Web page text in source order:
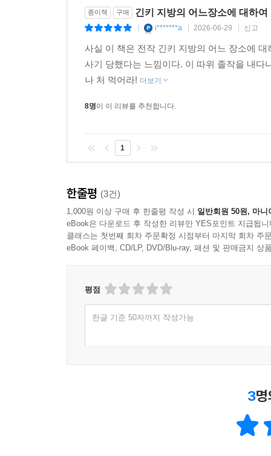
오컬트란 무엇인가라는 근원적인 질문을 끝까
지방의 어느 장소에 대하여: 두 번째 기록』은 세
종이책 구매 긴키 지방의 어느장소에 대하여
i*******a 2026-06-29 신고
사실 이 책은 전작 긴키 지방의 어느 장소에
사기 당했다는 느낌이다. 이 따위 졸작을 내다
나 처 먹어라! 더보기
8명이 이 리뷰를 추천합니다.
1
한줄평 (3건)
1,000원 이상 구매 후 한줄평 작성 시 일반회원 50원, 마니
eBook은 다운로드 후 작성한 리뷰만 YES포인트 지급됩니
클래스는 첫번째 회차 주문확정 시점부터 마지막 회차 주
eBook 페이백, CD/LP, DVD/Blu-ray, 패션 및 판매금지 상
평점
한글 기준 50자까지 작성가능
3